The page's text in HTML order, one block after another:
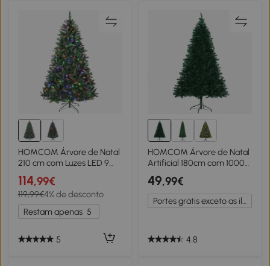
HOMCOM Árvore de Natal
210 cm com Luzes LED 9
Modos de Iluminação 1160
Ramos e Neve Artificial
Verde
114,99€
119,99€4% de desconto
Restam apenas 5
5
HOMCOM Árvore de Natal
Artificial 180cm com 1000
Ramos de PVC Suporte
Metálico Decoração de
Natal para Interiores
Ø102x180cm Verde
49,99€
Portes grátis exceto as ilhas
4.8